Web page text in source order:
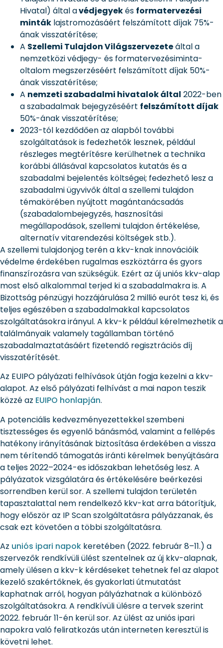
Hivatal) által avédjegyekés formatervezési
minták lajstromozásáért felszámított díjak 75%-
ának visszatérítése;
A Szellemi Tulajdon Világszervezeteáltal a
nemzetközi védjegy- és formatervezésiminta-
oltalom megszerzéséért felszámított díjak 50%-
ának visszatérítése;
A nemzeti szabadalmi hivatalok által 2022-ben
a szabadalmak bejegyzéséért felszámított díjak
50%-ának visszatérítése;
2023-tól kezdődően az alapból további
szolgáltatások is fedezhetők lesznek, például
részleges megtérítésre kerülhetnek a technika
korábbi állásával kapcsolatos kutatás és a
szabadalmi bejelentés költségei; fedezhető lesz a
szabadalmi ügyvivők által a szellemi tulajdon
témakörében nyújtott magántanácsadás
(szabadalombejegyzés, hasznosítási
megállapodások, szellemi tulajdon értékelése,
alternatív vitarendezési költségek stb.).
A szellemi tulajdonjog terén a kkv-knak innovációik
védelme érdekében rugalmas eszköztárra és gyors
finanszírozásra van szükségük. Ezért az új uniós kkv-alap
most első alkalommal terjed ki a szabadalmakra is. A
Bizottság pénzügyi hozzájárulása 2 millió eurót tesz ki, és
teljes egészében a szabadalmakkal kapcsolatos
szolgáltatásokra irányul. A kkv-k például kérelmezhetik a
találmányaik valamely tagállamban történő
szabadalmaztatásáért fizetendő regisztrációs díj
visszatérítését.
Az EUIPO pályázati felhívások útján fogja kezelni a kkv-
alapot. Az első pályázati felhívást a mai napon teszik
közzé az EUIPO honlapján.
A potenciális kedvezményezettekkel szembeni
tisztességes és egyenlő bánásmód, valamint a fellépés
hatékony irányításának biztosítása érdekében a vissza
nem térítendő támogatás iránti kérelmek benyújtására
a teljes 2022–2024-es időszakban lehetőség lesz. A
pályázatok vizsgálatára és értékelésére beérkezési
sorrendben kerül sor. A szellemi tulajdon területén
tapasztalattal nem rendelkező kkv-kat arra bátorítjuk,
hogy először az IP Scan szolgáltatásra pályázzanak, és
csak ezt követően a többi szolgáltatásra.
Az uniós ipari napok keretében (2022. február 8–11.) a
szervezők rendkívüli ülést szentelnek az új kkv-alapnak,
amely ülésen a kkv-k kérdéseket tehetnek fel az alapot
kezelő szakértőknek, és gyakorlati útmutatást
kaphatnak arról, hogyan pályázhatnak a különböző
szolgáltatásokra. A rendkívüli ülésre a tervek szerint
2022. február 11-én kerül sor. Az ülést az uniós ipari
napokra való feliratkozás után interneten keresztül is
követni lehet.